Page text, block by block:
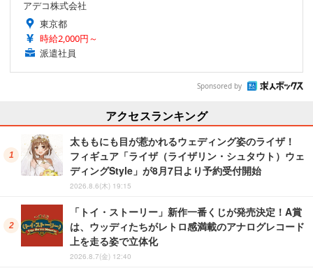
アデコ株式会社
東京都
時給2,000円～
派遣社員
Sponsored by
アクセスランキング
太ももにも目が惹かれるウェディング姿のライザ！
フィギュア「ライザ（ライザリン・シュタウト）ウェ
ディングStyle」が8月7日より予約受付開始
2026.8.6(木) 19:15
「トイ・ストーリー」新作一番くじが発売決定！A賞
は、ウッディたちがレトロ感満載のアナログレコード
上を走る姿で立体化
2026.8.7(金) 12:40